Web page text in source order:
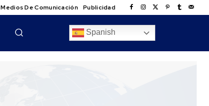
Medios De Comunicación Publicidad
Spanish